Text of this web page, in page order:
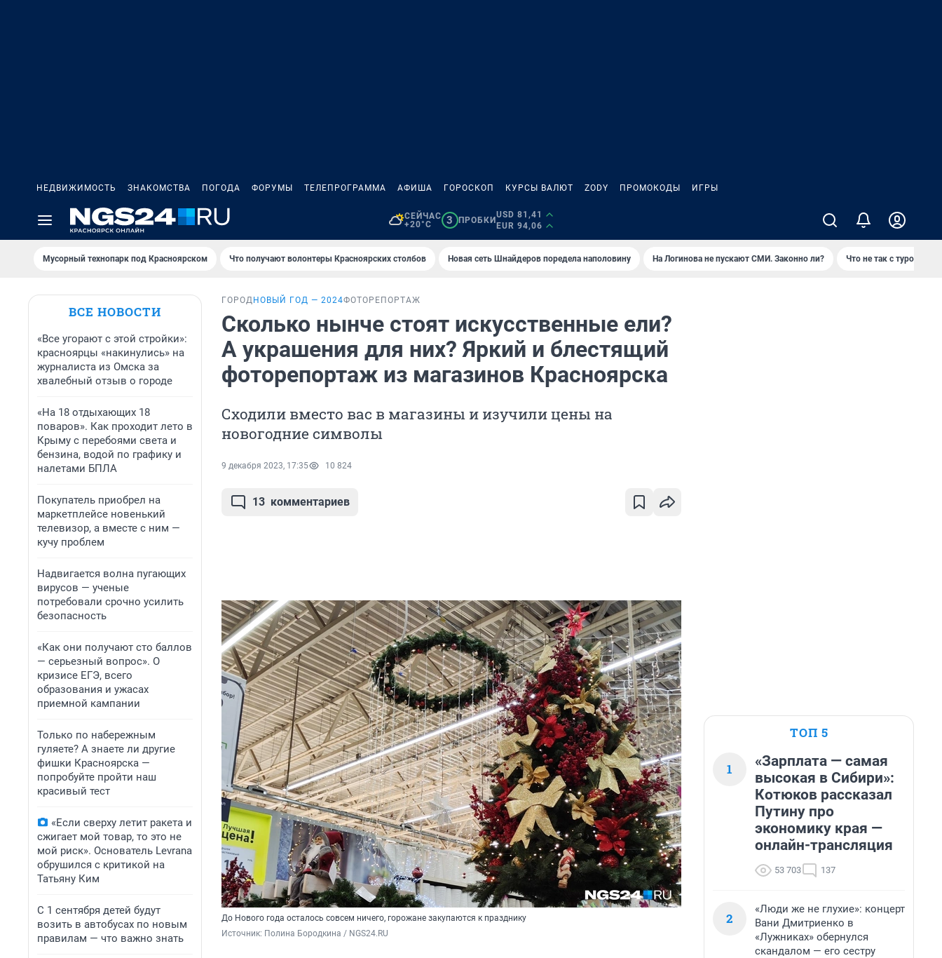
НЕДВИЖИМОСТЬ ЗНАКОМСТВА ПОГОДА ФОРУМЫ ТЕЛЕПРОГРАММА АФИША ГОРОСКОП КУРСЫ ВАЛЮТ ZODY ПРОМОКОДЫ ИГРЫ
СЕЙЧАС
+20°C
3 ПРОБКИ
USD 81,41
EUR 94,06
Мусорный технопарк под Крaсноярском Что получают волонтеры Красноярских столбов Новая сеть Шнайдеров поредела наполовину На Логинова не пускают СМИ. Законно ли? Что не так с туром на
ВСЕ НОВОСТИ
«Все угорают с этой стройки»:
красноярцы «накинулись» на
журналиста из Омска за
хвалебный отзыв о городе
«На 18 отдыхающих 18
поваров». Как проходит лето в
Крыму с перебоями света и
бензина, водой по графику и
налетами БПЛА
Покупатель приобрел на
маркетплейсе новенький
телевизор, а вместе с ним —
кучу проблем
Надвигается волна пугающих
вирусов — ученые
потребовали срочно усилить
безопасность
«Как они получают сто баллов
— серьезный вопрос». О
кризисе ЕГЭ, всего
образования и ужасах
приемной кампании
Только по набережным
гуляете? А знаете ли другие
фишки Красноярска —
попробуйте пройти наш
красивый тест
«Если сверху летит ракета и
сжигает мой товар, то это не
мой риск». Основатель Levrana
обрушился с критикой на
Татьяну Ким
С 1 сентября детей будут
возить в автобусах по новым
правилам — что важно знать
ГОРОД НОВЫЙ ГОД — 2024ФОТОРЕПОРТАЖ
Сколько нынче стоят искусственные ели?
А украшения для них? Яркий и блестящий
фоторепортаж из магазинов Красноярска
Сходили вместо вас в магазины и изучили цены на
новогодние символы
9 декабря 2023, 17:35 10 824
13 комментариев
До Нового года осталось совсем ничего, горожане закупаются к празднику
Источник: Полина Бородкина / NGS24.RU
ТОП 5
1
«Зарплата — самая
высокая в Сибири»:
Котюков рассказал
Путину про
экономику края —
онлайн-трансляция
53 703 137
2
«Люди же не глухие»: концерт
Вани Дмитриенко в
«Лужниках» обернулся
скандалом — его сестру